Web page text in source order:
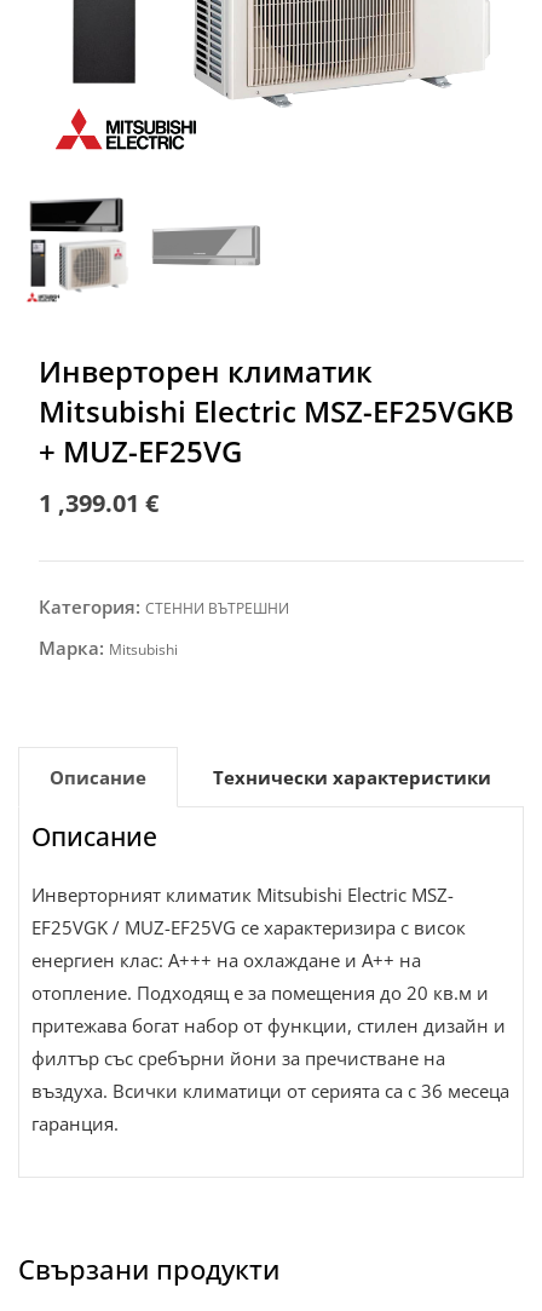
Инверторен климатик
Mitsubishi Electric MSZ-EF25VGKB
+ MUZ-EF25VG
1 ,399.01 €
Категория: СТЕННИ ВЪТРЕШНИ
Марка: Mitsubishi
Описание Технически характеристики
Описание
Инверторният климатик Mitsubishi Electric MSZ-
EF25VGK / MUZ-EF25VG се характеризира с висок
енергиен клас: А+++ на охлаждане и А++ на
отопление. Подходящ е за помещения до 20 кв.м и
притежава богат набор от функции, стилен дизайн и
филтър със сребърни йони за пречистване на
въздуха. Всички климатици от серията са с 36 месеца
гаранция.
Свързани продукти